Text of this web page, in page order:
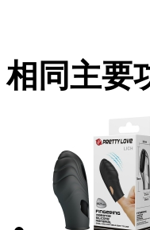
相同主要